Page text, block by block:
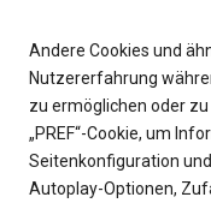
Andere Cookies und
Nutzererfahrung
zu ermöglichen oder
„PREF“-Cookie, um
Seitenkonfiguration
Autoplay-Optionen,